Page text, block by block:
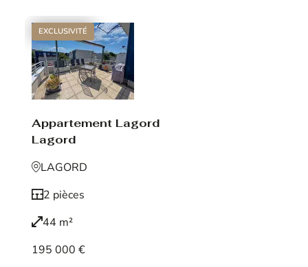
EXCLUSIVITÉ
Appartement Lagord
Lagord
LAGORD
2 pièces
44 m²
195 000 €